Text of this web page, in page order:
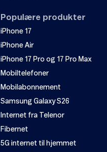
Populære produkter
iPhone 17
iPhone Air
iPhone 17 Pro og 17 Pro Max
Mobiltelefoner
Mobilabonnement
Samsung Galaxy S26
Internet fra Telenor
Fibernet
5G internet til hjemmet